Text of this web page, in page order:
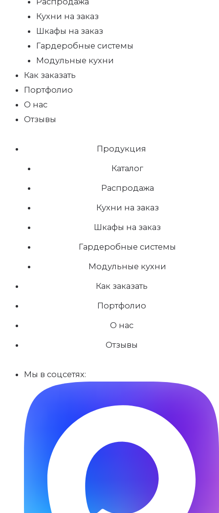
Кухни на заказ
Шкафы на заказ
Гардеробные системы
Модульные кухни
Как заказать
Портфолио
О нас
Отзывы
Продукция
Каталог
Распродажа
Кухни на заказ
Шкафы на заказ
Гардеробные системы
Модульные кухни
Как заказать
Портфолио
О нас
Отзывы
Мы в соцсетях: